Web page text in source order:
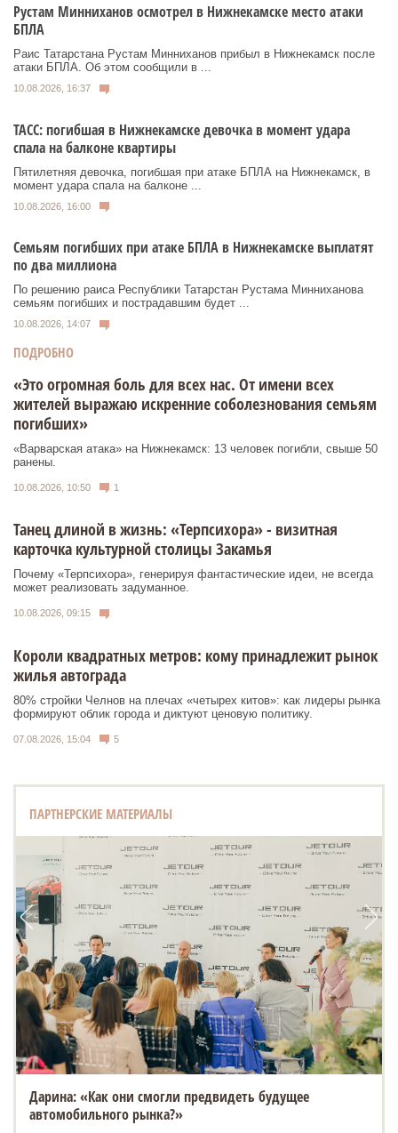
Рустам Минниханов осмотрел в Нижнекамске место атаки
БПЛА
Раис Татарстана Рустам Минниханов прибыл в Нижнекамск после
атаки БПЛА. Об этом сообщили в ...
10.08.2026, 16:37
ТАСС: погибшая в Нижнекамске девочка в момент удара
спала на балконе квартиры
Пятилетняя девочка, погибшая при атаке БПЛА на Нижнекамск, в
момент удара спала на балконе ...
10.08.2026, 16:00
Семьям погибших при атаке БПЛА в Нижнекамске выплатят
по два миллиона
По решению раиса Республики Татарстан Рустама Минниханова
семьям погибших и пострадавшим будет ...
10.08.2026, 14:07
ПОДРОБНО
«Это огромная боль для всех нас. От имени всех
жителей выражаю искренние соболезнования семьям
погибших»
«Варварская атака» на Нижнекамск: 13 человек погибли, свыше 50
ранены.
10.08.2026, 10:50 1
Танец длиной в жизнь: «Терпсихора» - визитная
карточка культурной столицы Закамья
Почему «Терпсихора», генерируя фантастические идеи, не всегда
может реализовать задуманное.
10.08.2026, 09:15
Короли квадратных метров: кому принадлежит рынок
жилья автограда
80% стройки Челнов на плечах «четырех китов»: как лидеры рынка
формируют облик города и диктуют ценовую политику.
07.08.2026, 15:04 5
ПАРТНЕРСКИЕ МАТЕРИАЛЫ
Дарина: «Как они смогли предвидеть будущее
автомобильного рынка?»